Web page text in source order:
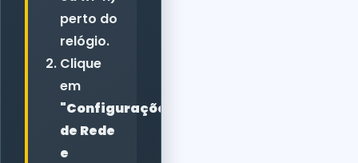
perto do
relógio.
Clique
em
"Configurações
de Rede
e